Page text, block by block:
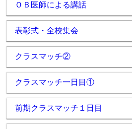
ＯＢ医師による講話
表彰式・全校集会
クラスマッチ②
クラスマッチ一日目①
前期クラスマッチ１日目